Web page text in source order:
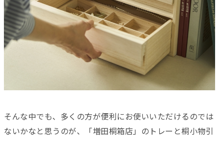
そんな中でも、多くの方が便利にお使いいただけるのでは
ないかなと思うのが、「増田桐箱店」のトレーと桐小物引